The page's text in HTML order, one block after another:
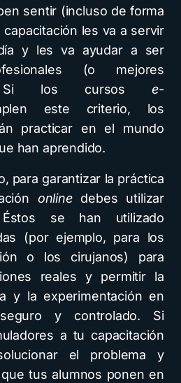
sentir (incluso de forma
les va a servir
y les va ayudar a ser
(o mejores
Si los cursose-
este criterio, los
practicar en el mundo
han aprendido.
para garantizar la práctica
onlinedebes utilizar
Éstos se han utilizado
(por ejemplo, para los
o los cirujanos) para
reales y permitir la
y la experimentación en
y controlado. Si
a tu capacitación
el problema y
tus alumnos ponen en